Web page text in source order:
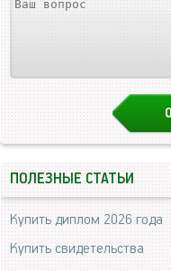
ПОЛЕЗНЫЕ СТАТЬИ
Купить диплом 2026 года
Купить свидетельства